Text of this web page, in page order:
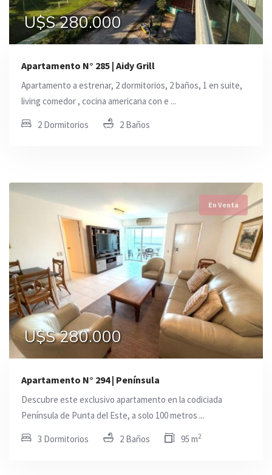
U$S 280.000
Apartamento N° 285 | Aidy Grill
Apartamento a estrenar, 2 dormitorios, 2 baños, 1 en suite,
living comedor , cocina americana con e ...
2 Dormitorios 2 Baños
En Venta
U$S 280.000
Apartamento N° 294 | Península
Descubre este exclusivo apartamento en la codiciada
Península de Punta del Este, a solo 100 metros ...
3 Dormitorios 2 Baños 95 m2